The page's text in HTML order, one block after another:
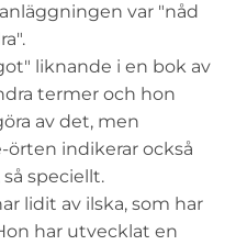
var "nåd
liknande i en bok av
termer och hon
av det, men
örten indikerar också
speciellt.
lidit av ilska, som har
har utvecklat en